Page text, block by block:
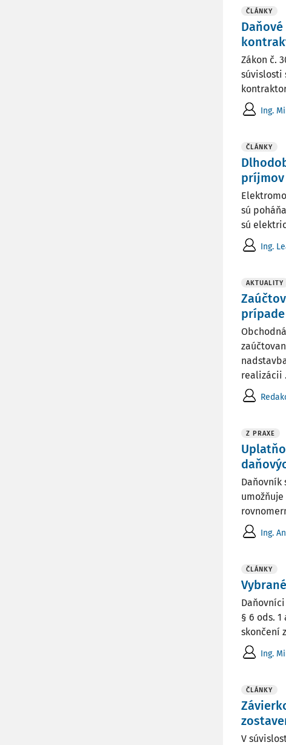
ČLÁNKY
Zákon č.
súvislosti
Ing.
ČLÁNKY
príjmov
sú
sú
Ing.
AKTUALITY
realizácii
Z PRAXE
Daňovník
umožňuje
Ing.
ČLÁNKY
§ 6 ods. 1
skončení
Ing.
ČLÁNKY
V